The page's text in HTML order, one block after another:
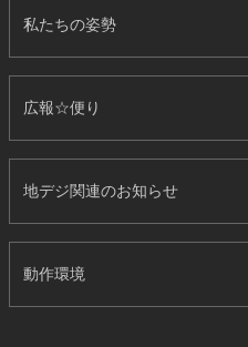
私たちの姿勢
広報☆便り
地デジ関連のお知らせ
動作環境